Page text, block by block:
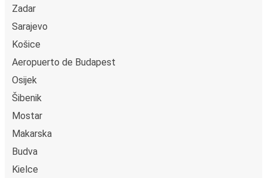
Baška Voda
Zadar
Sarajevo
Košice
Aeropuerto de Budapest
Osijek
Šibenik
Mostar
Makarska
Budva
Kielce